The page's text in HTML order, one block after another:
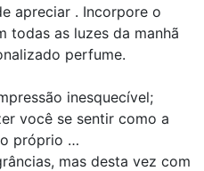
apreciar . Incorpore o
todas as luzes da manhã
perfume.
inesquecível;
você se sentir como a
próprio …
mas desta vez com